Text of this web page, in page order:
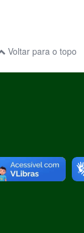
Voltar para o topo